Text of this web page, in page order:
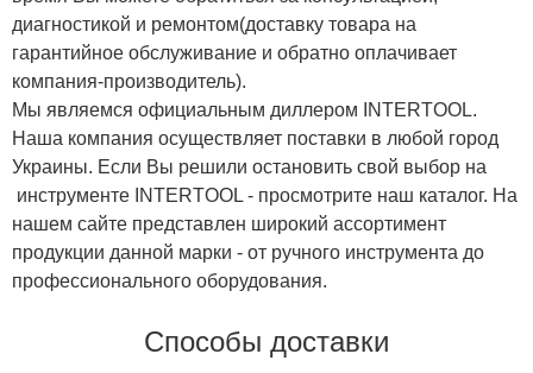
диагностикой и ремонтом(доставку товара на
гарантийное обслуживание и обратно оплачивает
компания-производитель).
Мы являемся официальным диллером INTERTOOL.
Наша компания осуществляет поставки в любой город
Украины. Если Вы решили остановить свой выбор на
инструменте INTERTOOL - просмотрите наш каталог. На
нашем сайте представлен широкий ассортимент
продукции данной марки - от ручного инструмента до
профессионального оборудования.
Способы доставки